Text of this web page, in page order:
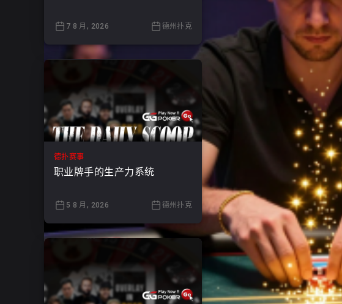
7 8 月, 2026 德州扑克
德扑赛事
职业牌手的生产力系统
5 8 月, 2026 德州扑克